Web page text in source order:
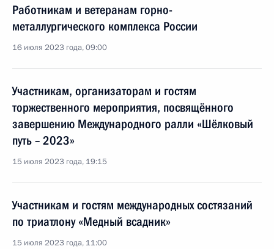
Работникам и ветеранам горно-
металлургического комплекса России
16 июля 2023 года, 09:00
Участникам, организаторам и гостям
торжественного мероприятия, посвящённого
завершению Международного ралли «Шёлковый
путь – 2023»
15 июля 2023 года, 19:15
Участникам и гостям международных состязаний
по триатлону «Медный всадник»
15 июля 2023 года, 11:00